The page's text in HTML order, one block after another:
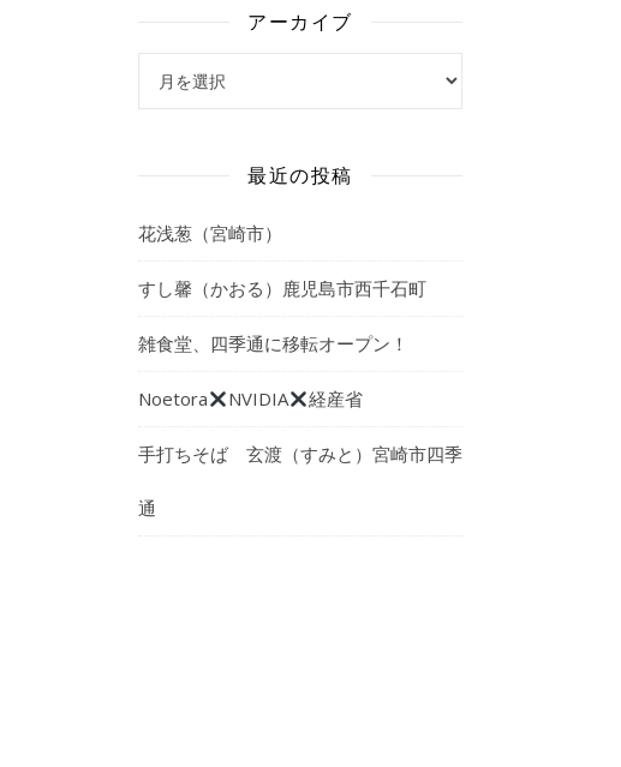
アーカイブ
最近の投稿
花浅葱（宮崎市）
すし馨（かおる）鹿児島市西千石町
雑食堂、四季通に移転オープン！
Noetora NVIDIA 経産省
手打ちそば 玄渡（すみと）宮崎市四季
通